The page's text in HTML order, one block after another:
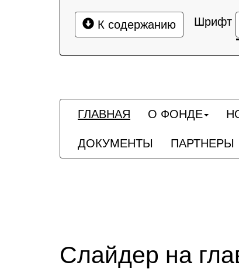
К содержанию Шрифт
ГЛАВНАЯ О ФОНДЕ
ДОКУМЕНТЫ ПАРТНЕРЫ
Слайдер на